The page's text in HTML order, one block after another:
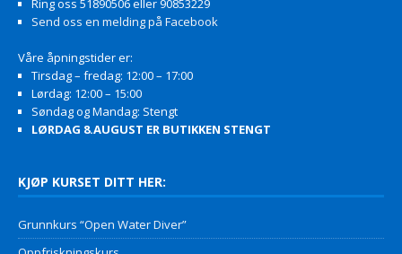
Ring oss 51890506 eller 90853229
Send oss en melding på Facebook
Våre åpningstider er:
Tirsdag – fredag: 12:00 – 17:00
Lørdag: 12:00 – 15:00
Søndag og Mandag: Stengt
LØRDAG 8.AUGUST ER BUTIKKEN STENGT
KJØP KURSET DITT HER:
Grunnkurs “Open Water Diver”